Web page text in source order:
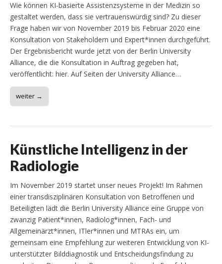
Wie können KI-basierte Assistenzsysteme in der Medizin so
gestaltet werden, dass sie vertrauenswürdig sind? Zu dieser
Frage haben wir von November 2019 bis Februar 2020 eine
Konsultation von Stakeholdern und Expert*innen durchgeführt.
Der Ergebnisbericht wurde jetzt von der Berlin University
Alliance, die die Konsultation in Auftrag gegeben hat,
veröffentlicht: hier. Auf Seiten der University Alliance…
weiter →
Künstliche Intelligenz in der
Radiologie
Im November 2019 startet unser neues Projekt! Im Rahmen
einer transdisziplinären Konsultation von Betroffenen und
Beteiligten lädt die Berlin University Alliance eine Gruppe von
zwanzig Patient*innen, Radiolog*innen, Fach- und
Allgemeinärzt*innen, ITler*innen und MTRAs ein, um
gemeinsam eine Empfehlung zur weiteren Entwicklung von KI-
unterstützter Bilddiagnostik und Entscheidungsfindung zu